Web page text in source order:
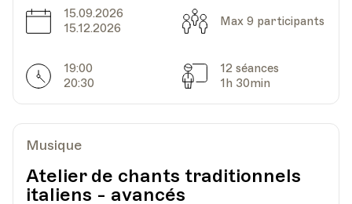
Date
15.09.2026
15.12.2026
Capacité
Max 9 participants
Horarires
19:00
20:30
Séances
12 séances
1h 30min
Musique
Atelier de chants traditionnels
italiens - avancés